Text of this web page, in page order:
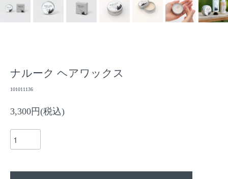
ナルーク ヘアワックス
101011136
3,300円(税込)